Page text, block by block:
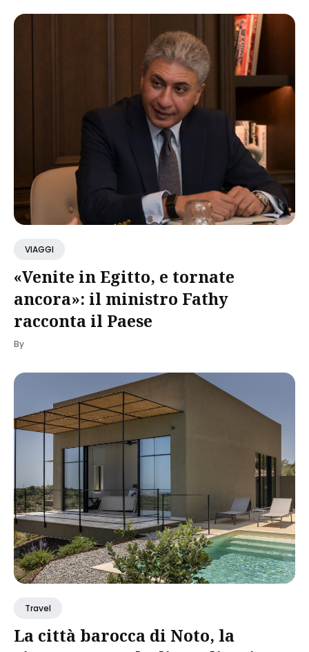
VIAGGI
«Venite in Egitto, e tornate
ancora»: il ministro Fathy
racconta il Paese
By
Travel
La città barocca di Noto, la